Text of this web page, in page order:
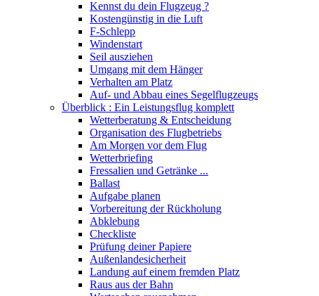
Kennst du dein Flugzeug ?
Kostengünstig in die Luft
F-Schlepp
Windenstart
Seil ausziehen
Umgang mit dem Hänger
Verhalten am Platz
Auf- und Abbau eines Segelflugzeugs
Überblick : Ein Leistungsflug komplett
Wetterberatung & Entscheidung
Organisation des Flugbetriebs
Am Morgen vor dem Flug
Wetterbriefing
Fressalien und Getränke ...
Ballast
Aufgabe planen
Vorbereitung der Rückholung
Abklebung
Checkliste
Prüfung deiner Papiere
Außenlandesicherheit
Landung auf einem fremden Platz
Raus aus der Bahn